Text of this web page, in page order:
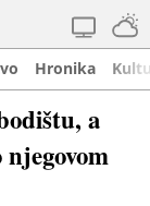
Hronika
a